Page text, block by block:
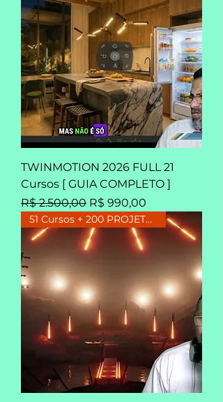
TWINMOTION 2026 FULL 21
Cursos [ GUIA COMPLETO ]
Preço normal
R$ 2.500,00 Preço promocional
R$ 990,00
51 Cursos + 200 PROJETOS